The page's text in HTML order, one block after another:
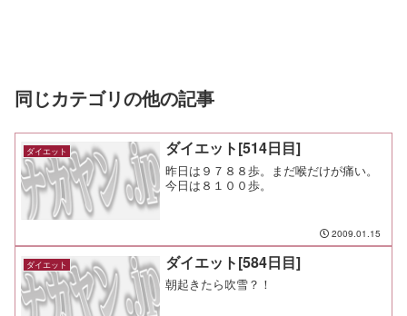
同じカテゴリの他の記事
ダイエット ダイエット[514日目]
昨日は９７８８歩。まだ喉だけが痛い。
今日は８１００歩。
2009.01.15
ダイエット ダイエット[584日目]
朝起きたら吹雪？！